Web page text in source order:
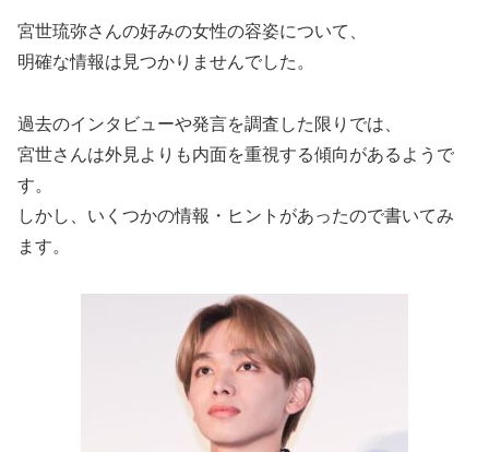
宮世琉弥さんの好みの女性の容姿について、
明確な情報は見つかりませんでした。
過去のインタビューや発言を調査した限りでは、
宮世さんは外見よりも内面を重視する傾向があるようで
す。
しかし、いくつかの情報・ヒントがあったので書いてみ
ます。